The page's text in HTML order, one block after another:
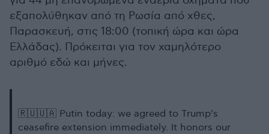
εξαπολύθηκαν από τη Ρωσία από χθες,
Παρασκευή, στις 18:00 (τοπική ώρα και ώρα
Ελλάδας). Πρόκειται για τον χαμηλότερο
αριθμό εδώ και μήνες.
🇷🇺🇺🇦 Putin today: we agreed to Trump's
ceasefire extension immediately. It honors our